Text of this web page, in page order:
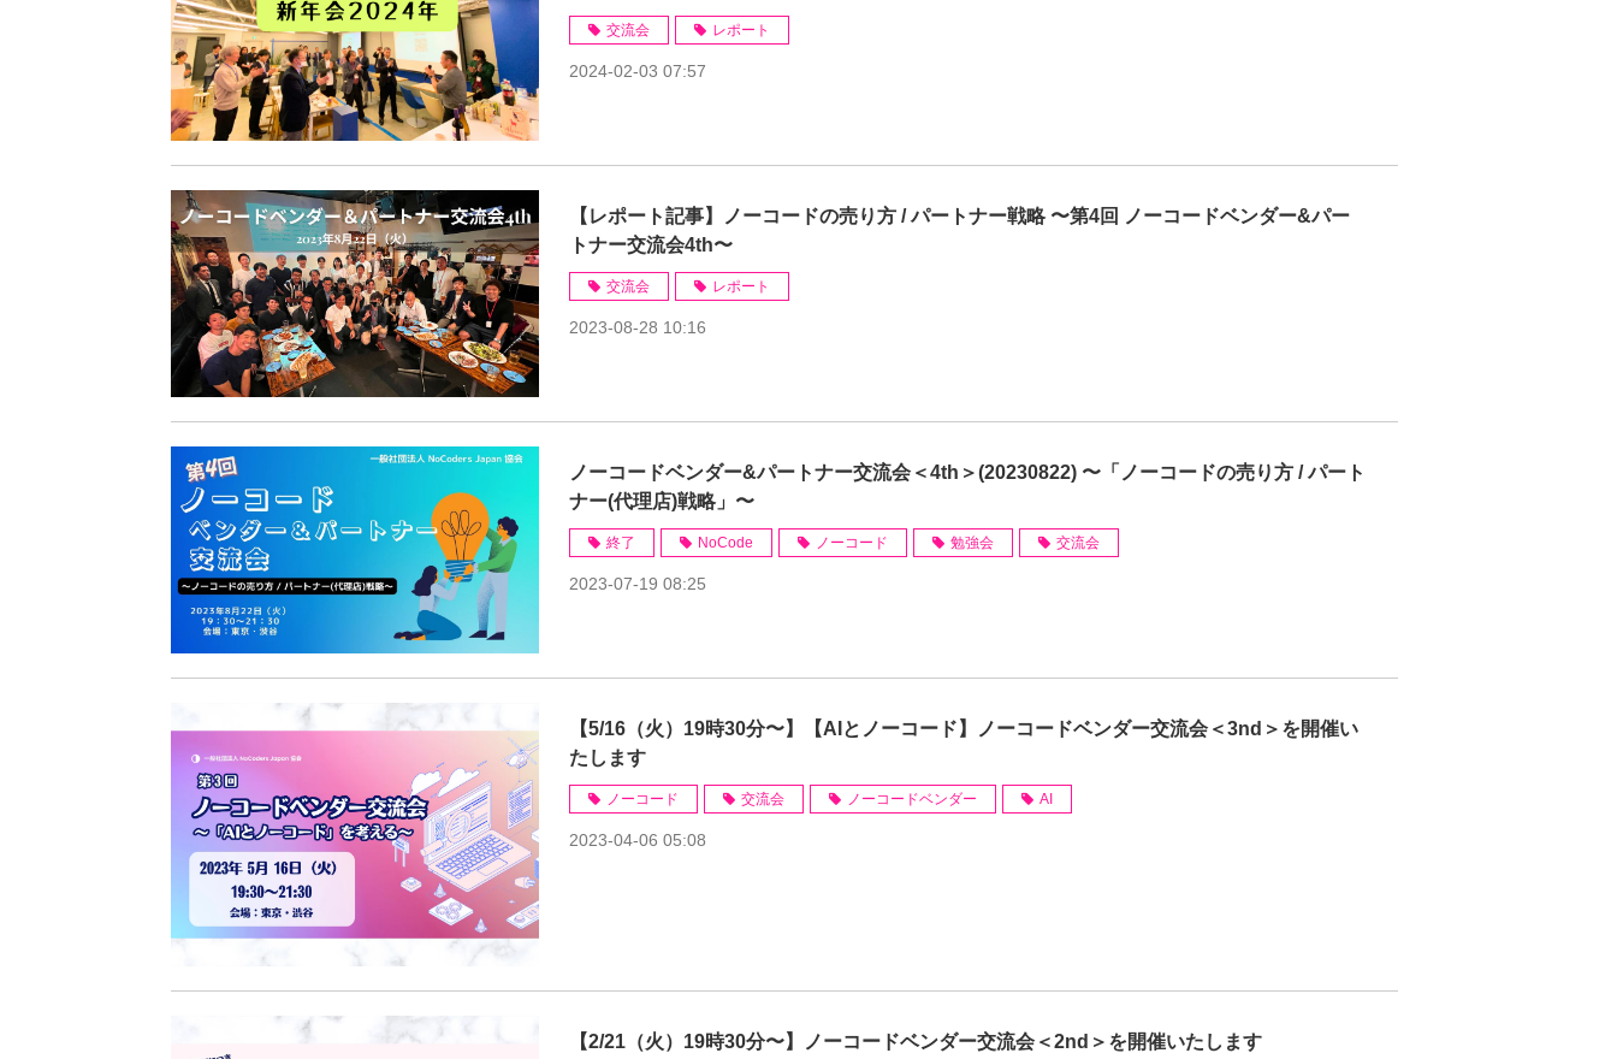
交流会 レポート
2024-02-03 07:57
【レポート記事】ノーコードの売り方 / パートナー戦略 〜第4回 ノーコードベンダー&パー
トナー交流会4th〜
交流会 レポート
2023-08-28 10:16
ノーコードベンダー&パートナー交流会＜4th＞(20230822) 〜「ノーコードの売り方 / パート
ナー(代理店)戦略」〜
終了 NoCode ノーコード 勉強会 交流会
2023-07-19 08:25
【5/16（火）19時30分〜】【AIとノーコード】ノーコードベンダー交流会＜3nd＞を開催い
たします
ノーコード 交流会 ノーコードベンダー AI
2023-04-06 05:08
【2/21（火）19時30分〜】ノーコードベンダー交流会＜2nd＞を開催いたします